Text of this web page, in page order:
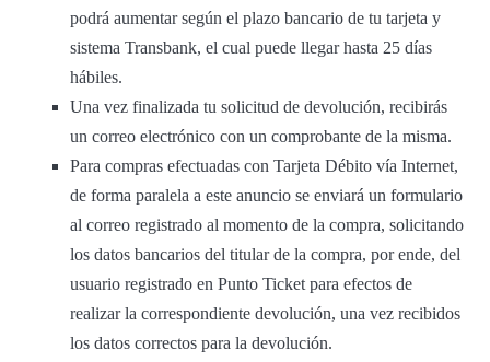
podrá aumentar según el plazo bancario de tu tarjeta y
sistema Transbank, el cual puede llegar hasta 25 días
hábiles.
Una vez finalizada tu solicitud de devolución, recibirás
un correo electrónico con un comprobante de la misma.
Para compras efectuadas con Tarjeta Débito vía Internet,
de forma paralela a este anuncio se enviará un formulario
al correo registrado al momento de la compra, solicitando
los datos bancarios del titular de la compra, por ende, del
usuario registrado en Punto Ticket para efectos de
realizar la correspondiente devolución, una vez recibidos
los datos correctos para la devolución.